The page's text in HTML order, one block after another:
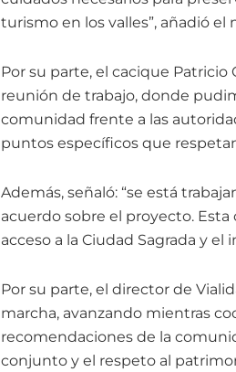
turismo en los valles”, añadió el
Por su parte, el cacique
reunión de trabajo, donde
comunidad frente a las
puntos específicos que
Además, señaló: “se está
acuerdo sobre el proyecto.
acceso a la Ciudad Sagrada y
Por su parte, el director de
marcha, avanzando mientras
recomendaciones de la
conjunto y el respeto al